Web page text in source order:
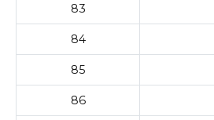
83
84
85
86